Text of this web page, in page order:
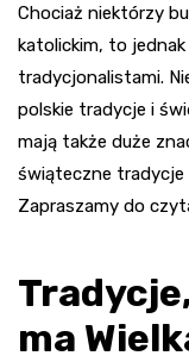
Chociaż niektórzy
katolickim, to
tradycjonalistami.
polskie tradycje i
mają także duże
świąteczne tradycje
Zapraszamy do
ma